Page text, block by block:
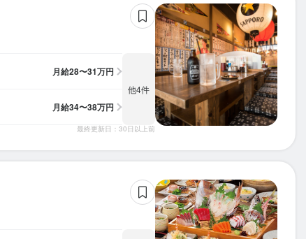
月給28〜31万円
月給34〜38万円
他4件
最終更新日：30日以上前